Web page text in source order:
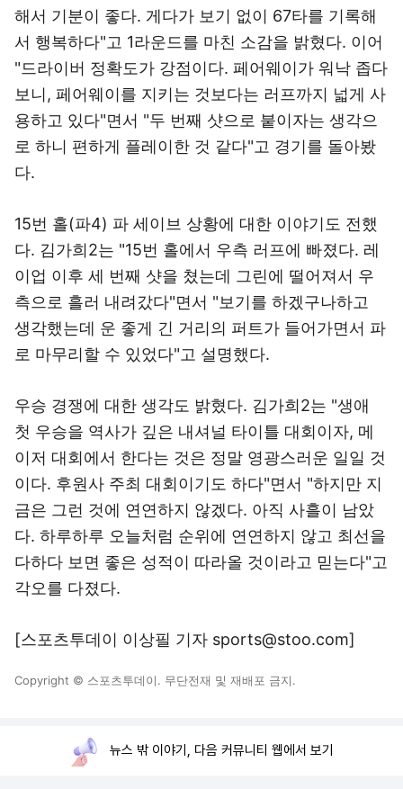
해서 기분이 좋다. 게다가 보기 없이 67타를 기록해
서 행복하다"고 1라운드를 마친 소감을 밝혔다. 이어
"드라이버 정확도가 강점이다. 페어웨이가 워낙 좁다
보니, 페어웨이를 지키는 것보다는 러프까지 넓게 사
용하고 있다"면서 "두 번째 샷으로 붙이자는 생각으
로 하니 편하게 플레이한 것 같다"고 경기를 돌아봤
다.
15번 홀(파4) 파 세이브 상황에 대한 이야기도 전했
다. 김가희2는 "15번 홀에서 우측 러프에 빠졌다. 레
이업 이후 세 번째 샷을 쳤는데 그린에 떨어져서 우
측으로 흘러 내려갔다"면서 "보기를 하겠구나하고
생각했는데 운 좋게 긴 거리의 퍼트가 들어가면서 파
로 마무리할 수 있었다"고 설명했다.
우승 경쟁에 대한 생각도 밝혔다. 김가희2는 "생애
첫 우승을 역사가 깊은 내셔널 타이틀 대회이자, 메
이저 대회에서 한다는 것은 정말 영광스러운 일일 것
이다. 후원사 주최 대회이기도 하다"면서 "하지만 지
금은 그런 것에 연연하지 않겠다. 아직 사흘이 남았
다. 하루하루 오늘처럼 순위에 연연하지 않고 최선을
다하다 보면 좋은 성적이 따라올 것이라고 믿는다"고
각오를 다졌다.
[스포츠투데이 이상필 기자 sports@stoo.com]
Copyright © 스포츠투데이. 무단전재 및 재배포 금지.
뉴스 밖 이야기, 다음 커뮤니티 웹에서 보기